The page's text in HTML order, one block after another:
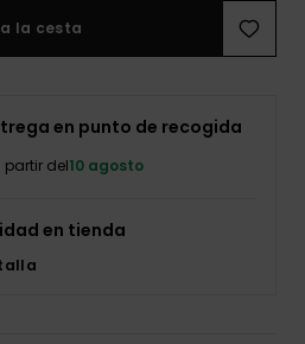
la cesta
en punto de recogida
partir del10 agosto
en tienda